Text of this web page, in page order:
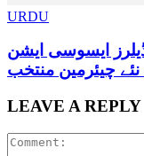
URDU
ایسوسی ایشن
چیئرمین منتخب
LEAVE A REPLY